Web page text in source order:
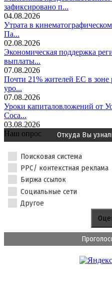
зафиксировано п...
04.08.2026
Утрата в
Па...
02.08.2026
Экономическая поддержка
выплаты...
07.08.2026
Почти 21% жителей ЕС в зоне
уро...
07.08.2026
Уроки капиталовложений от
Coca...
03.08.2026
Наш опрос
Откуда Вы
Поисковая система
PPC/ контекстная реклама
Биржа ссылок
Социальные сети
Другое